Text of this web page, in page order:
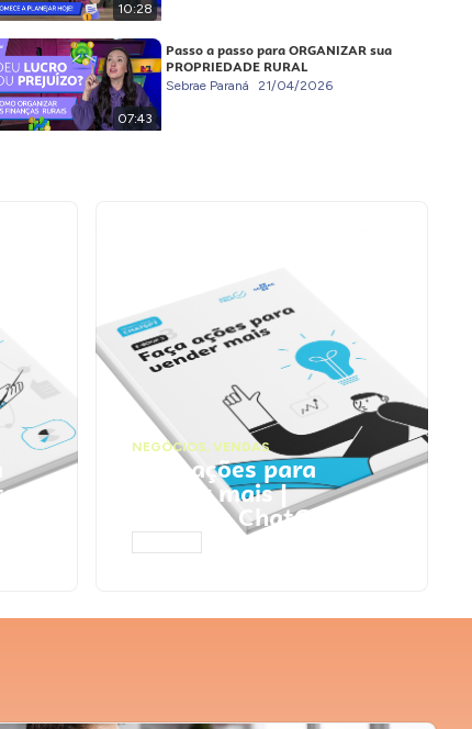
10:28
07:43
Passo a passo para ORGANIZAR sua
PROPRIEDADE RURAL
Sebrae Paraná 21/04/2026
NEGÓCIOS, VENDAS
Faça ações para
vender mais |
Prompts ChatGPT